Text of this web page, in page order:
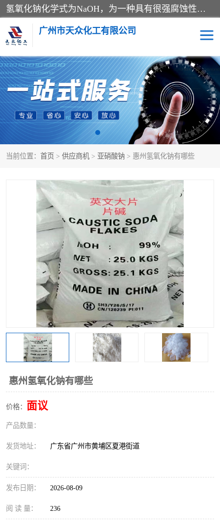
氢氧化钠化学式为NaOH，为一种具有很强腐蚀性的强碱，一般为片状或颗粒形态，易溶于水(溶于水时放热)并形成碱性溶液，另有潮解性，易吸取空气中的水蒸气(潮解)和(变质)。NaOH是化学实验室其中一种必备的化学品，亦为常见的化工品之一。纯品是无色透明的晶体。密度2.130g/cm3。熔点318.4℃。沸点1390℃。工业品含有少量的氯化和碳酸，是白色不透明的晶体。
广州市天众化工有限公司
当前位置： 首页 > 供应商机 > 亚硝酸钠 > 惠州氢氧化钠有哪些
惠州氢氧化钠有哪些
价格： 面议
产品数量：
发货地址： 广东省广州市黄埔区夏港街道
关键词：
发布日期： 2026-08-09
阅 读 量： 236
亚硝酸钠 氢氧化钠
纯碱 硫代硫酸钠
草酸 醋酸钠
聚合氯化铝 焦磷酸二氢二钠
焦亚硫酸钠 磷酸三钠
一水葡萄糖
聚丙烯酰胺 一水柠檬酸
磷酸氢二钠 葡萄糖酸钠
氯酸钠 磷酸二氢钾
磷酸氢二钾 三聚磷酸钠
保险粉 工业白糖
过硫酸钠 过硫酸铵
尿素
聚合硫酸铁
大苏打
元明粉